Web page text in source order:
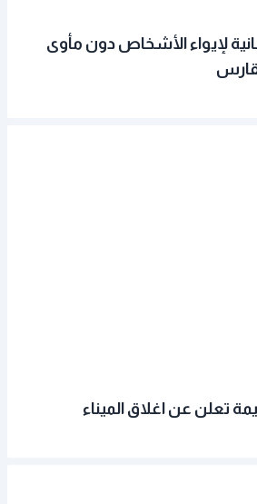
لإيواء الأشخاص دون مأوى
تعلن عن اغلاق الميناء